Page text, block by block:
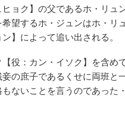
ョク】の父であるホ・リュ
望するホ・ジュンはホ・リ
】によって追い出される。
役：カン・イソク】を含め
の庶子であるくせに両班と
ないことを言うのであった・